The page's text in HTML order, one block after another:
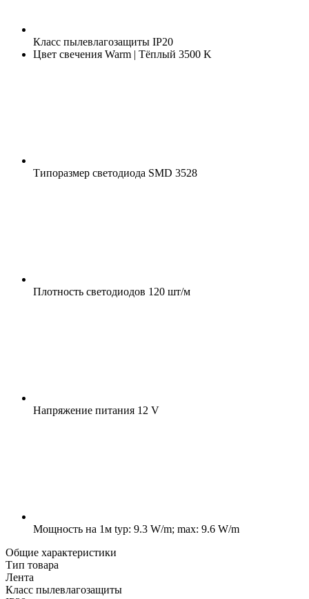
Класс пылевлагозащиты IP20
Цвет свечения Warm | Тёплый 3500 K
Типоразмер светодиода SMD 3528
Плотность светодиодов 120 шт/м
Напряжение питания 12 V
Мощность на 1м typ: 9.3 W/m; max: 9.6 W/m
Общие характеристики
Тип товара
Лента
Класс пылевлагозащиты